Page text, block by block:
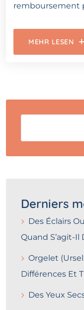
remboursement
MEHR LESEN
Derniers
Des Éclairs
Quand S’agit-Il
Orgelet
Différences Et
Des Yeux